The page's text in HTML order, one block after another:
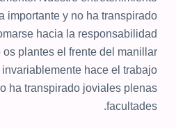
importante y no ha transpirado
hacia la responsabilidad
plantes el frente del manillar
hace el trabajo
ha transpirado joviales plenas
facultades.